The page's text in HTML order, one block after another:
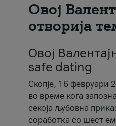
Овој
отворија
Овој
safe dating
Скопје, 16 февруари
во време кога
секоја љубовна
соработка со шест